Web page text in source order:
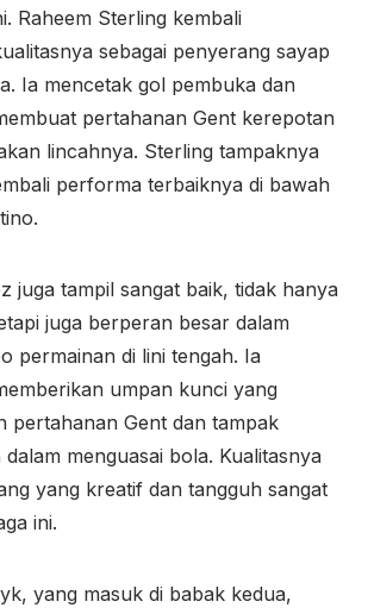
Raheem Sterling kembali
sebagai penyerang sayap
Ia mencetak gol pembuka dan
pertahanan Gent kerepotan
lincahnya. Sterling tampaknya
performa terbaiknya di bawah
juga tampil sangat baik, tidak hanya
juga berperan besar dalam
permainan di lini tengah. Ia
umpan kunci yang
pertahanan Gent dan tampak
menguasai bola. Kualitasnya
yang kreatif dan tangguh sangat
ini.
yang masuk di babak kedua,